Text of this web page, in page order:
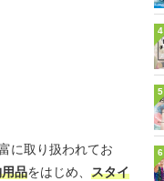
に取り扱われてお
品をはじめ、 スタイ
4
5
6